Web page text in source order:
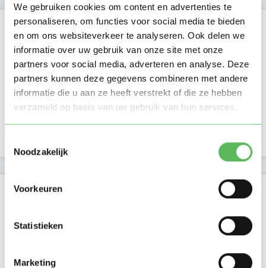
We gebruiken cookies om content en advertenties te
personaliseren, om functies voor social media te bieden
en om ons websiteverkeer te analyseren. Ook delen we
informatie over uw gebruik van onze site met onze
partners voor social media, adverteren en analyse. Deze
partners kunnen deze gegevens combineren met andere
informatie die u aan ze heeft verstrekt of die ze hebben
verzameld op basis van uw gebruik van hun services.
Noodzakelijk
Voorkeuren
Statistieken
Marketing
Kan oppassen op
Ma Di Wo Do Vr Za
Ochtend
Middag
Namiddag
Avond
Activiteit op Oppasland
20-04-2026